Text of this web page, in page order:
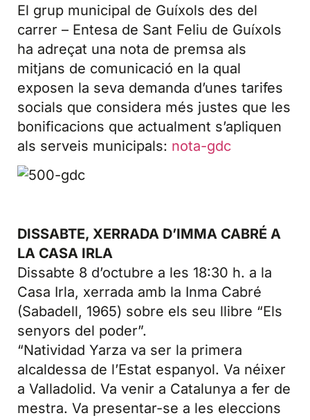
El grup municipal de Guíxols des del
carrer – Entesa de Sant Feliu de Guíxols
ha adreçat una nota de premsa als
mitjans de comunicació en la qual
exposen la seva demanda d’unes tarifes
socials que considera més justes que les
bonificacions que actualment s’apliquen
als serveis municipals: nota-gdc
DISSABTE, XERRADA D’IMMA CABRÉ A
LA CASA IRLA
Dissabte 8 d’octubre a les 18:30 h. a la
Casa Irla, xerrada amb la Inma Cabré
(Sabadell, 1965) sobre els seu llibre “Els
senyors del poder”.
“Natividad Yarza va ser la primera
alcaldessa de l’Estat espanyol. Va néixer
a Valladolid. Va venir a Catalunya a fer de
mestra. Va presentar-se a les eleccions